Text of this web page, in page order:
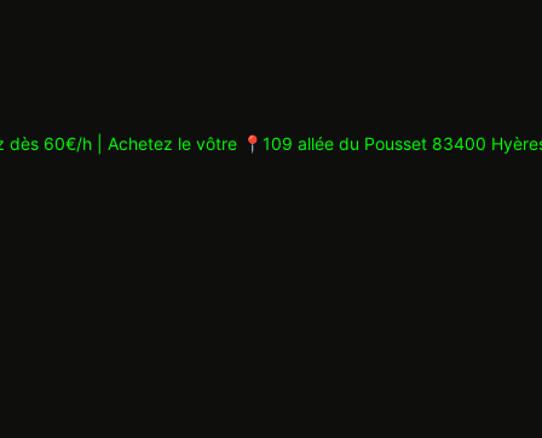
dès 60€/h | Achetez le vôtre 📍109 allée du Pousset 83400